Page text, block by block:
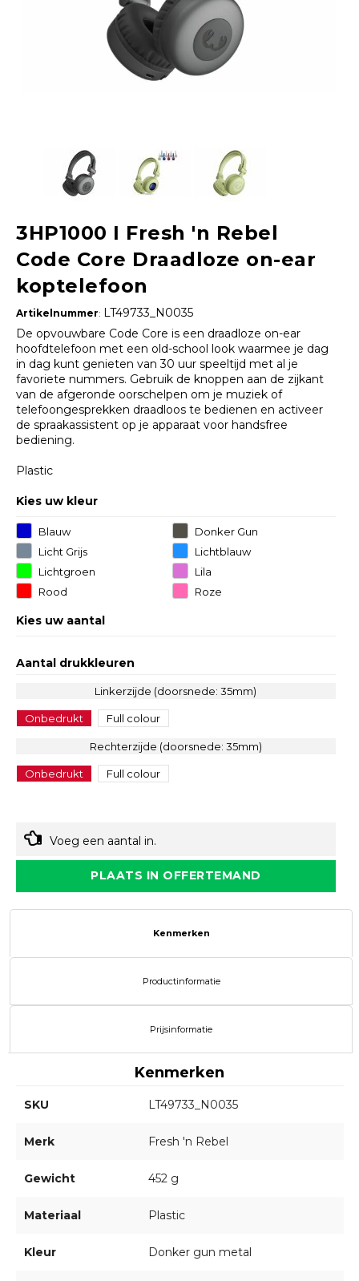
3HP1000 I Fresh 'n Rebel
Code Core Draadloze on-ear
koptelefoon
Artikelnummer: LT49733_N0035
De opvouwbare Code Core is een draadloze on-ear
hoofdtelefoon met een old-school look waarmee je dag
in dag kunt genieten van 30 uur speeltijd met al je
favoriete nummers. Gebruik de knoppen aan de zijkant
van de afgeronde oorschelpen om je muziek of
telefoongesprekken draadloos te bedienen en activeer
de spraakassistent op je apparaat voor handsfree
bediening.
Plastic
Kies uw kleur
Blauw
Donker Gun
Licht Grijs
Lichtblauw
Lichtgroen
Lila
Rood
Roze
Kies uw aantal
Aantal drukkleuren
Linkerzijde (doorsnede: 35mm)
Onbedrukt Full colour
Rechterzijde (doorsnede: 35mm)
Onbedrukt Full colour
Voeg een aantal in.
PLAATS IN OFFERTEMAND
Kenmerken
Productinformatie
Prijsinformatie
Kenmerken
SKU LT49733_N0035
Merk Fresh 'n Rebel
Gewicht 452 g
Materiaal Plastic
Kleur Donker gun metal